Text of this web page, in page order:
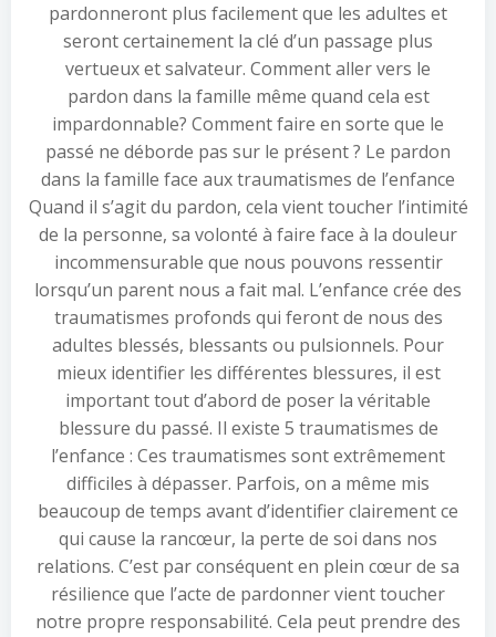
pardonneront plus facilement que les adultes et
seront certainement la clé d’un passage plus
vertueux et salvateur. Comment aller vers le
pardon dans la famille même quand cela est
impardonnable? Comment faire en sorte que le
passé ne déborde pas sur le présent ? Le pardon
dans la famille face aux traumatismes de l’enfance
Quand il s’agit du pardon, cela vient toucher l’intimité
de la personne, sa volonté à faire face à la douleur
incommensurable que nous pouvons ressentir
lorsqu’un parent nous a fait mal. L’enfance crée des
traumatismes profonds qui feront de nous des
adultes blessés, blessants ou pulsionnels. Pour
mieux identifier les différentes blessures, il est
important tout d’abord de poser la véritable
blessure du passé. Il existe 5 traumatismes de
l’enfance : Ces traumatismes sont extrêmement
difficiles à dépasser. Parfois, on a même mis
beaucoup de temps avant d’identifier clairement ce
qui cause la rancœur, la perte de soi dans nos
relations. C’est par conséquent en plein cœur de sa
résilience que l’acte de pardonner vient toucher
notre propre responsabilité. Cela peut prendre des